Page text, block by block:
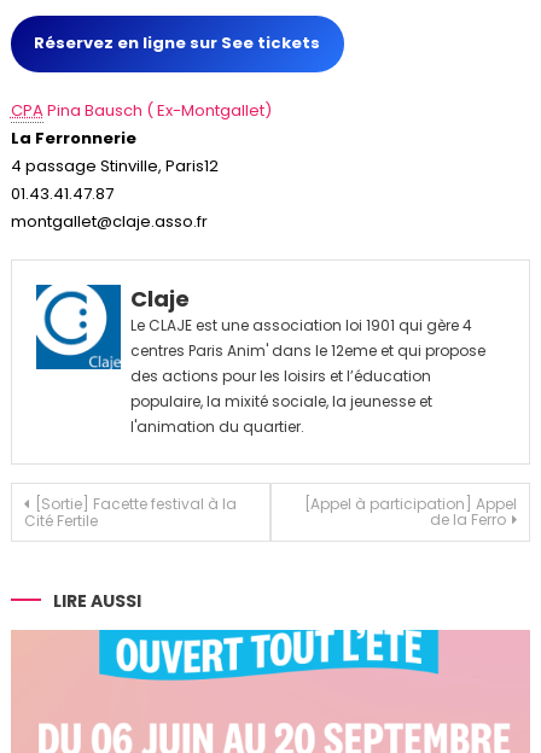
Réservez en ligne sur See tickets
CPAPina Bausch ( Ex-Montgallet)
La Ferronnerie
4 passage Stinville, Paris12
01.43.41.47.87
montgallet@claje.asso.fr
Claje
Le CLAJE est une association loi 1901 qui gère 4
centres Paris Anim' dans le 12eme et qui propose
des actions pour les loisirs et l’éducation
populaire, la mixité sociale, la jeunesse et
l'animation du quartier.
Navigation
de
l’article
[Sortie] Facette festival à la
Cité Fertile
[Appel à participation] Appel
de la Ferro
LIRE AUSSI